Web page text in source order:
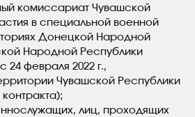
комиссариат Чувашской
в специальной военной
Донецкой Народной
Народной Республики
24 февраля 2022 г.,
Чувашской Республики
лиц, проходящих